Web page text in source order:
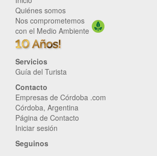
Quiénes somos
Nos comprometemos
con el Medio Ambiente
Servicios
Guía del Turista
Contacto
Empresas de Córdoba .com
Córdoba, Argentina
Página de Contacto
Iniciar sesión
Seguinos